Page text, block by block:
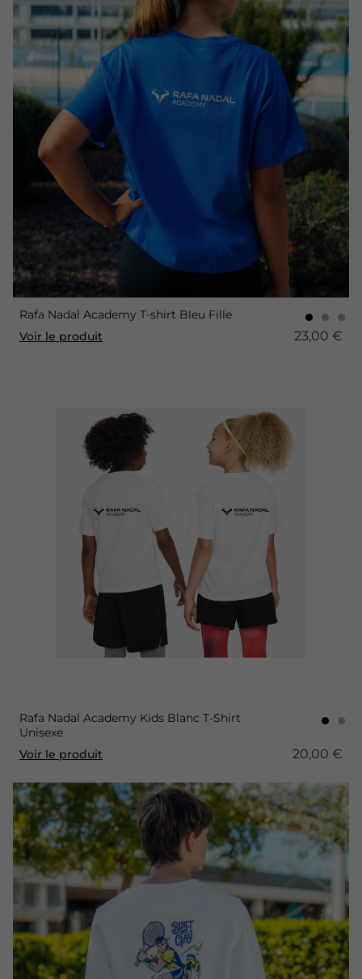
Rafa Nadal Academy T-shirt Bleu Fille
Voir le produit
23,00 €
Rafa Nadal Academy Kids Blanc T-Shirt
Unisexe
Voir le produit
20,00 €